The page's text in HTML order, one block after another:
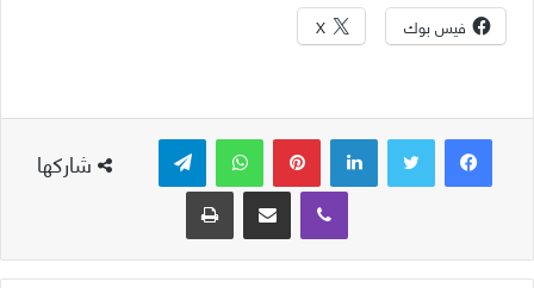
فيس بوك X
شاركها
لينكدإن بينتيريست واتساب
ڤايبر
مشاركة عبر البريد طباعة